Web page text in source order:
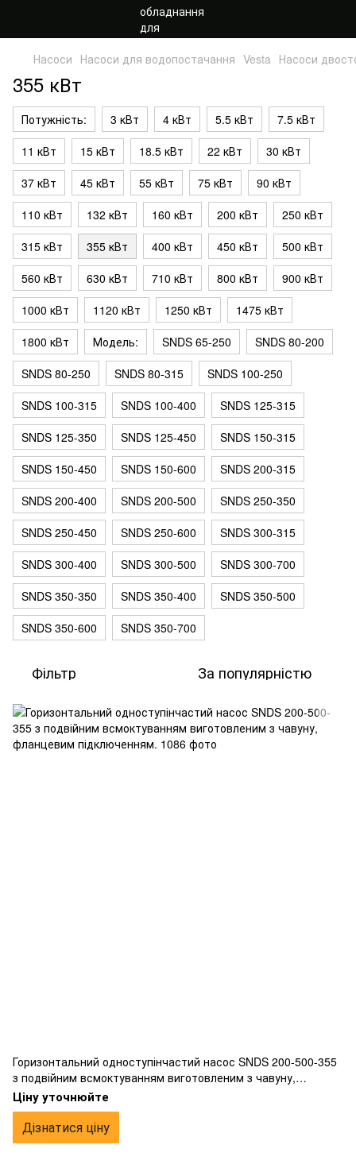
Насоси Насоси для водопостачання Vesta Насоси
355 кВт
Потужність: 3 кВт 4 кВт 5.5 кВт
7.5 кВт
11 кВт
15 кВт 18.5 кВт 22 кВт
30 кВт
37 кВт
45 кВт 55 кВт 75 кВт
90 кВт
110 кВт
132 кВт 160 кВт 200 кВт
250 кВт
315 кВт
355 кВт 400 кВт 450 кВт
500 кВт
560 кВт
630 кВт 710 кВт 800 кВт
900 кВт
1000 кВт
1120 кВт 1250 кВт
1475 кВт
1800 кВт
Модель: SNDS 65-250
SNDS 80-200
SNDS 80-250
SNDS 80-315
SNDS 100-250
SNDS 100-315
SNDS 100-400
SNDS 125-315
SNDS 125-350
SNDS 125-450
SNDS 150-315
SNDS 150-450
SNDS 150-600
SNDS 200-315
SNDS 200-400
SNDS 200-500
SNDS 250-350
SNDS 250-450
SNDS 250-600
SNDS 300-315
SNDS 300-400
SNDS 300-500
SNDS 300-700
SNDS 350-350
SNDS 350-400
SNDS 350-500
SNDS 350-600
SNDS 350-700
Фільтр За популярністю
Горизонтальний одноступінчастий насос SNDS 200-500-355
з подвійним всмоктуванням виготовленим з чавуну,
фланцевим підключенням.
Ціну уточнюйте
Дізнатися ціну